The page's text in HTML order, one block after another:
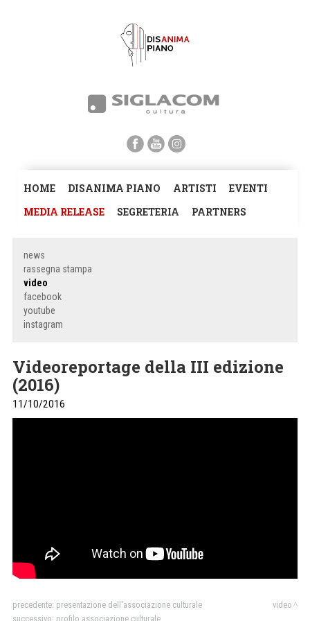
HOME DISANIMA PIANO ARTISTI
EVENTI
MEDIA RELEASE
SEGRETERIA PARTNERS
news
rassegna stampa
video
facebook
youtube
instagram
Videoreportage della III edizione
(2016)
11/10/2016
precedente: presentazione dell'associazione culturale
successivo: profilo associazione culturale
video